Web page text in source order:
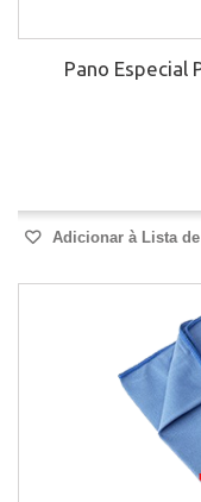
Pano Especial
Adicionar à Lista